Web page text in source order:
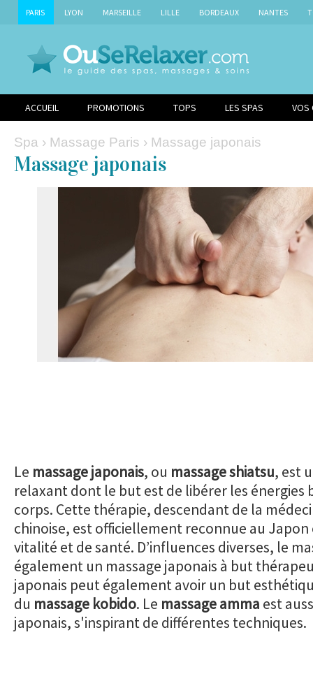
PARIS LYON MARSEILLE LILLE BORDEAUX NANTES
ACCUEIL PROMOTIONS TOPS LES SPAS VOS
Spa › Massage Paris › Massage japonais
Massage japonais
Le massage japonais, ou massage shiatsu, est
relaxant dont le but est de libérer les énergies
corps. Cette thérapie, descendant de la
chinoise, est officiellement reconnue au
vitalité et de santé. D’influences diverses, le
également un massage japonais à but
japonais peut également avoir un but
du massage kobido. Le massage amma est
japonais, s'inspirant de différentes techniques.